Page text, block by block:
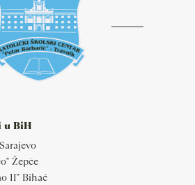
u BiH
Žepče
II" Bihać